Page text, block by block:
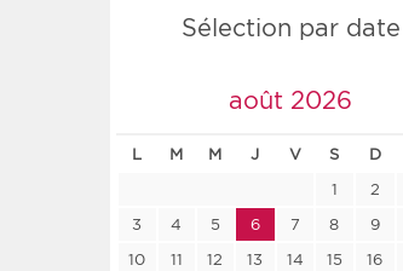
Sélection par date
août 2026
L M M J V S D
1 2
3
4 5 6 7 8 9
10
11 12 13 14 15 16